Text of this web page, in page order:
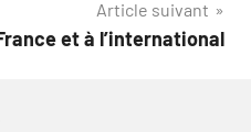
Article suivant
et à l’international